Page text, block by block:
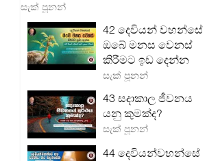
සැක් පූනන්
42 දෙවියන් වහන්සේ
ඔබේ මනස වෙනස්
කිරීමට ඉඩ දෙන්න
සැක් පූනන්
43 සදාකාල ජීවනය
යනු කුමක්ද?
සැක් පූනන්
44 දෙවියන්වහන්සේ